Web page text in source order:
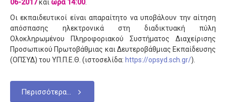
Κατανομή
Γυμνάσια
Γενικά Λύκεια
Επαγγελματικά Λύκεια
Ε.Ε.Ε.Ε.K.
06-2017και ώρα 14:00.
Οι εκπαιδευτικοί είναι απαραίτητο να υποβάλουν την αίτηση
απόσπασης ηλεκτρονικά στη διαδικτυακή πύλη
Ολοκληρωμένου Πληροφοριακού Συστήματος Διαχείρισης
Προσωπικού Πρωτοβάθμιας και Δευτεροβάθμιας Εκπαίδευσης
(ΟΠΣΥΔ) του ΥΠ.Π.Ε.Θ. (ιστοσελίδα: https://opsyd.sch.gr/).
Περισσότερα...